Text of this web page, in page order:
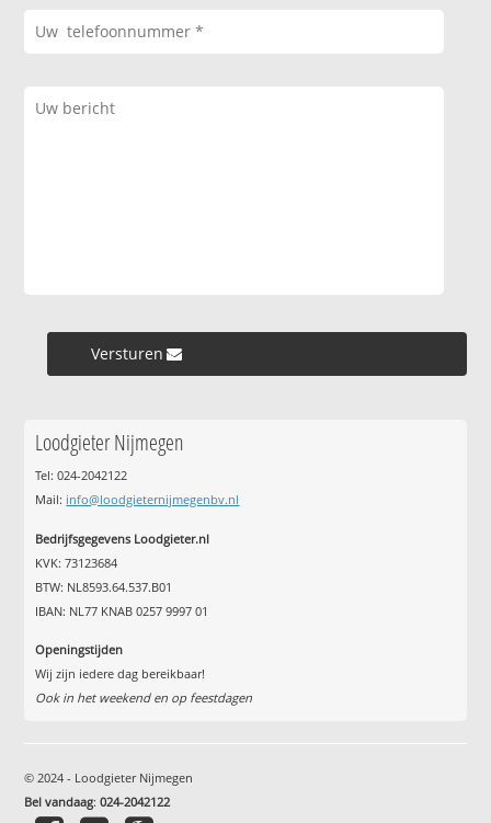
Versturen »
Loodgieter Nijmegen
Tel: 024-2042122
Mail: info@loodgieternijmegenbv.nl
Bedrijfsgegevens Loodgieter.nl
KVK: 73123684
BTW: NL8593.64.537.B01
IBAN: NL77 KNAB 0257 9997 01
Openingstijden
Wij zijn iedere dag bereikbaar!
Ook in het weekend en op feestdagen
© 2024 - Loodgieter Nijmegen
Bel vandaag:024-2042122